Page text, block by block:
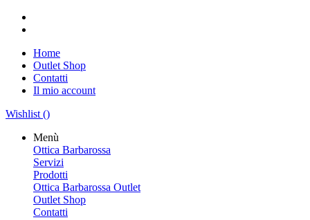
Home
Outlet Shop
Contatti
Il mio account
Wishlist ()
Menù
Ottica Barbarossa
Servizi
Prodotti
Ottica Barbarossa Outlet
Outlet Shop
Contatti